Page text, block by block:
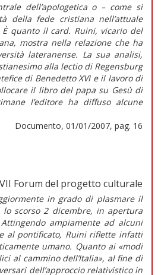
dell’apologetica o – come si
della fede cristiana nell’attuale
quanto il card. Ruini, vicario del
mostra nella relazione che ha
lateranense. La sua analisi,
alla lectio di Regensburg
di Benedetto XVI e il lavoro di
il libro del papa su Gesù di
l’editore ha diffuso alcune
Documento, 01/01/2007, pag. 16
Forum del progetto culturale
in grado di plasmare il
lo scorso 2 dicembre, in apertura
ampiamente ad alcuni
al pontificato, Ruini riflette infatti
umano. Quanto ai «modi
al cammino dell’Italia», al fine di
dell’approccio relativistico in